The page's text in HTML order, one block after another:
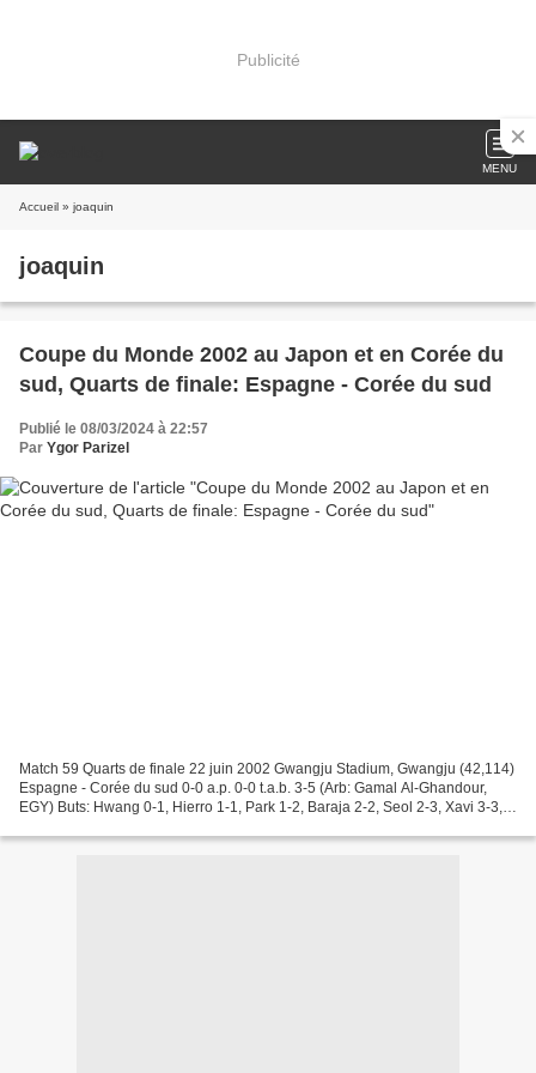
Publicité
MENU
Accueil » joaquin
joaquin
Coupe du Monde 2002 au Japon et en Corée du
sud, Quarts de finale: Espagne - Corée du sud
Publié le 08/03/2024 à 22:57
Par Ygor Parizel
Match 59 Quarts de finale 22 juin 2002 Gwangju Stadium, Gwangju (42,114)
Espagne - Corée du sud 0-0 a.p. 0-0 t.a.b. 3-5 (Arb: Gamal Al-Ghandour,
EGY) Buts: Hwang 0-1, Hierro 1-1, Park 1-2, Baraja 2-2, Seol 2-3, Xavi 3-3,